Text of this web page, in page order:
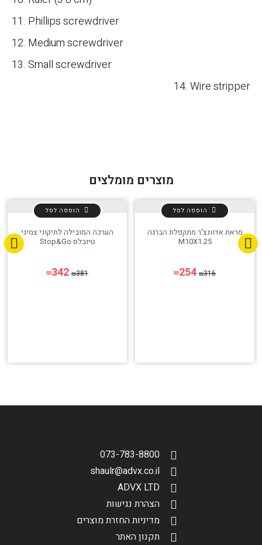
11. Phillips screwdriver
12. Medium screwdriver
13. Small screwdriver
14. Wire stripper
מוצרים מומלצים
מראת אדוונצ'ר מתקפלת הברגה
M10X1.25
₪316
₪254
הוספה לסל
הערכה המובילה לתיקוני צמיגי
טיובלס Stop&Go
₪381
₪342
הוספה לסל
073-783-8800
shaulr@advx.co.il
ADVX LTD
הצהרת נגישות
מדיניות החזרת מוצרים
תקנון האתר
אפס